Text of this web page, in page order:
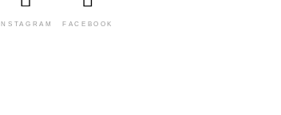
INSTAGRAM FACEBOOK